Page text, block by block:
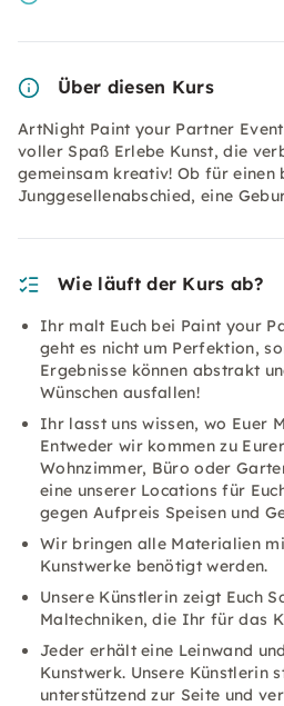
Über diesen Kurs
ArtNight Paint your Partner
voller Spaß Erlebe Kunst, die
gemeinsam kreativ! Ob für einen
Junggesellenabschied, eine
Wie läuft der Kurs ab?
Ihr malt Euch bei Paint your
geht es nicht um Perfektion,
Ergebnisse können abstrakt
Wünschen ausfallen!
Ihr lasst uns wissen, wo Euer
Entweder wir kommen zu
Wohnzimmer, Büro oder
eine unserer Locations für
gegen Aufpreis Speisen und
Wir bringen alle Materialien
Kunstwerke benötigt werden.
Unsere Künstlerin zeigt Euch
Maltechniken, die Ihr für das
Jeder erhält eine Leinwand
Kunstwerk. Unsere Künstlerin
unterstützend zur Seite und